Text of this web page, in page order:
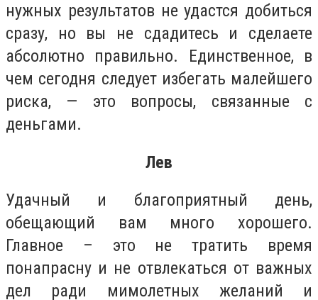
нужных результатов не удастся добиться
сразу, но вы не сдадитесь и сделаете
абсолютно правильно. Единственное, в
чем сегодня следует избегать малейшего
риска, — это вопросы, связанные с
деньгами.
Лев
Удачный и благоприятный день,
обещающий вам много хорошего.
Главное – это не тратить время
понапрасну и не отвлекаться от важных
дел ради мимолетных желаний и